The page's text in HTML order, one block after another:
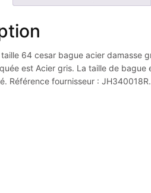
64 cesar bague acier damasse
est Acier gris. La taille de
Référence fournisseur : JH340018R.